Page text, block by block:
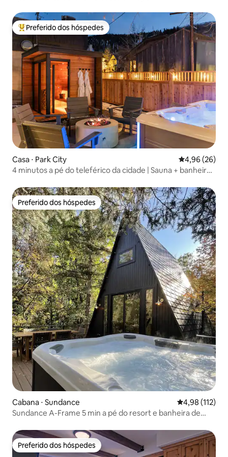
Entre os melhores preferidos dos hóspedes
Preferido dos hóspedes
Casa ⋅ Park City 4,96 de uma
4,96 (26)
4 minutos a pé do teleférico da cidade | Sauna + banheira
Preferido dos hóspedes
Preferido dos hóspedes
Cabana ⋅ Sundance 4,98 de uma
4,98 (112)
Sundance A-Frame 5 min a pé do resort e banheira de
Preferido dos hóspedes
Preferido dos hóspedes